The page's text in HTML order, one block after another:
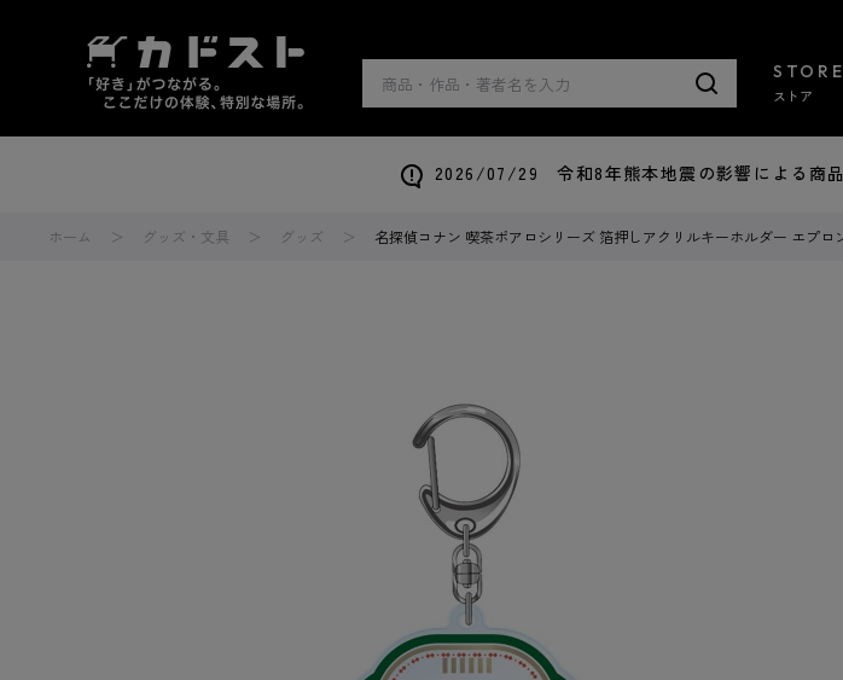
STORE
ストア
2026/07/29 令和8年熊本地震の影響による商
ホーム グッズ・文具 グッズ 名探偵コナン 喫茶ポアロシリーズ 箔押しアクリルキーホルダー エプロ